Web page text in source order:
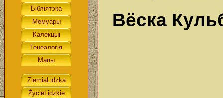
Вёска